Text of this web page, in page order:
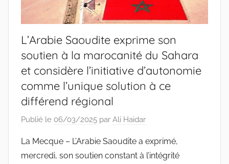
L’Arabie Saoudite exprime son
soutien à la marocanité du Sahara
et considère l’initiative d’autonomie
comme l’unique solution à ce
différend régional
Publié le 06/03/2025 par Ali Haidar
La Mecque – L’Arabie Saoudite a exprimé,
mercredi, son soutien constant à l’intégrité